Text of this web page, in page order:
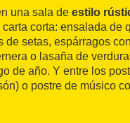
una sala de estilo
carta corta: ensalada de
de setas, espárragos
o lasaña de
de año. Y entre los
o postre de músico